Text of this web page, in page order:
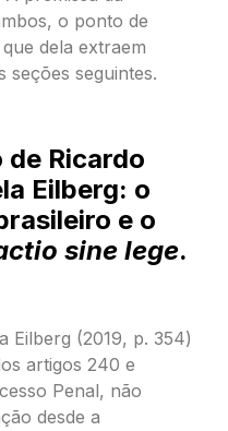
o ponto de
dela extraem
seções seguintes.
Ricardo
Eilberg: o
e o
sine lege.
Eilberg (2019, p. 354)
artigos 240 e
Penal, não
desde a